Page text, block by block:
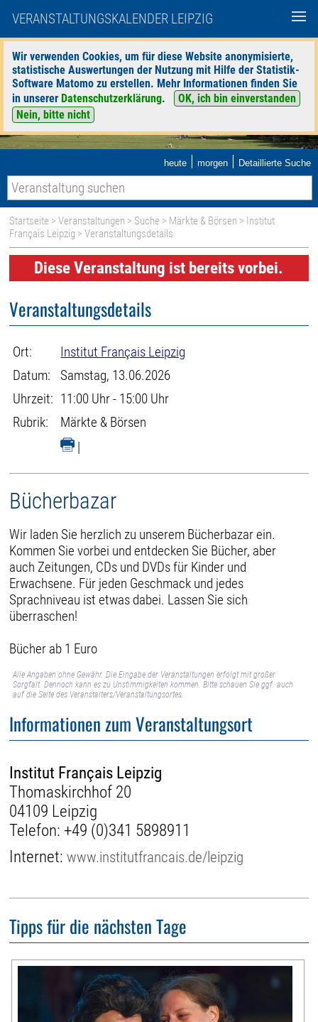
VERANSTALTUNGSKALENDER LEIPZIG
Wir verwenden Cookies, um für diese Website anonymisierte,
statistische Auswertungen der Nutzung mit Hilfe der Statistik-
Software Matomo zu erstellen. Mehr Informationen finden Sie
in unserer Datenschutzerklärung.
OK, ich bin einverstanden
Nein, bitte nicht
heute | morgen | Detaillierte Suche
Startseite >Veranstaltungen > Suche > Märkte & Börsen > Institut
Français Leipzig > Veranstaltungsdetails
Diese Veranstaltung ist bereits vorbei.
Veranstaltungsdetails
Ort:
Institut Français Leipzig
Datum:
Samstag, 13.06.2026
Uhrzeit: 11:00 Uhr - 15:00 Uhr
Rubrik:
Märkte & Börsen
|
Bücherbazar
Wir laden Sie herzlich zu unserem Bücherbazar ein.
Kommen Sie vorbei und entdecken Sie Bücher, aber
auch Zeitungen, CDs und DVDs für Kinder und
Erwachsene. Für jeden Geschmack und jedes
Sprachniveau ist etwas dabei. Lassen Sie sich
überraschen!
Bücher ab 1 Euro
Alle Angaben ohne Gewähr. Die Eingabe der Veranstaltungen erfolgt mit großer
Sorgfalt. Dennoch kann es zu Unstimmigkeiten kommen. Bitte schauen Sie ggf. auch
auf die Seite des Veranstalters/Veranstaltungsortes.
Informationen zum Veranstaltungsort
Institut Français Leipzig
Thomaskirchhof 20
04109 Leipzig
Telefon: +49 (0)341 5898911
Internet:www.institutfrancais.de/leipzig
Tipps für die nächsten Tage